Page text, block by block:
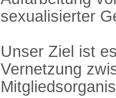
sexualisierter
Unser Ziel ist
Vernetzung